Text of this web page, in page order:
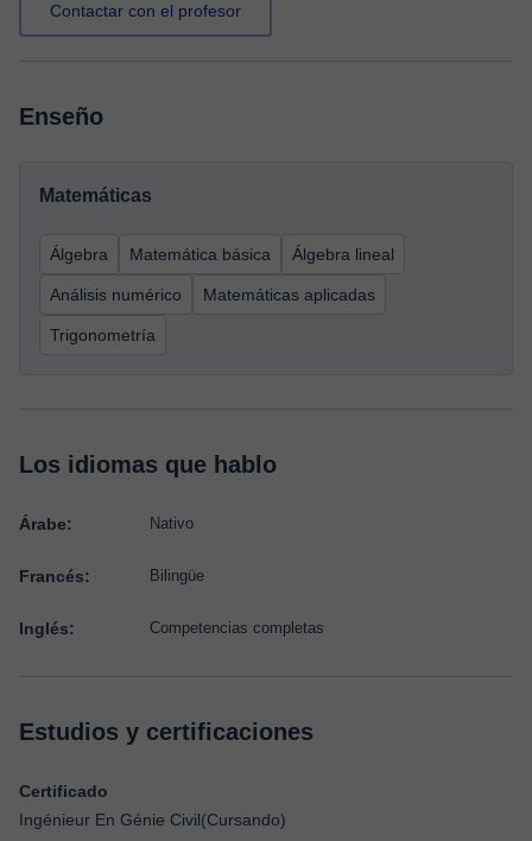
Contactar con el profesor
Enseño
Matemáticas
Álgebra Matemática básica Álgebra lineal
Análisis numérico Matemáticas aplicadas
Trigonometría
Los idiomas que hablo
Árabe: Nativo
Francés: Bilingüe
Inglés: Competencias completas
Estudios y certificaciones
Certificado
Ingénieur En Génie Civil(Cursando)